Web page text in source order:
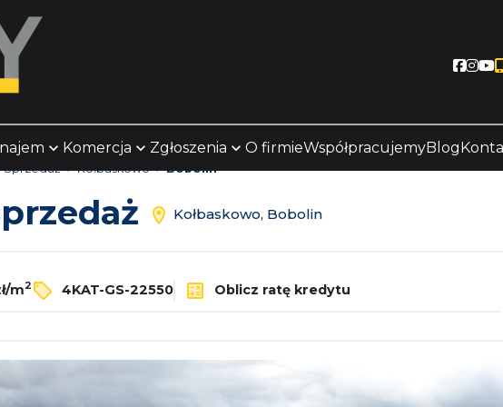
Komercja Zgłoszenia O firmieWspółpracujemyBlog
Sprzedaż Kołbaskowo Bobolin
Kołbaskowo, Bobolin
m2 4KAT-GS-22550 Oblicz ratę kredytu